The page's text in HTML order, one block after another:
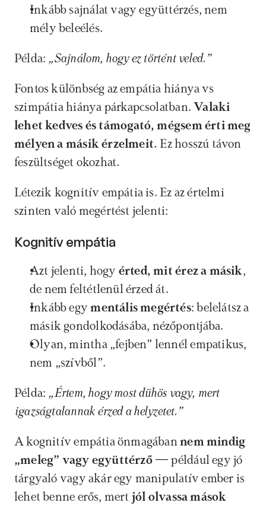
Inkább sajnálat vagy együttérzés, nem
mély beleélés.
Példa: „Sajnálom, hogy ez történt veled.”
Fontos különbség az empátia hiánya vs
szimpátia hiánya párkapcsolatban. Valaki
lehet kedves és támogató, mégsem érti meg
mélyen a másik érzelmeit. Ez hosszú távon
feszültséget okozhat.
Létezik kognitív empátia is. Ez az értelmi
szinten való megértést jelenti:
Kognitív empátia
Azt jelenti, hogy érted, mit érez a másik,
de nem feltétlenül érzed át.
Inkább egy mentális megértés: belelátsz a
másik gondolkodásába, nézőpontjába.
Olyan, mintha „fejben” lennél empatikus,
nem „szívből”.
Példa: „Értem, hogy most dühös vagy, mert
igazságtalannak érzed a helyzetet.”
A kognitív empátia önmagában nem mindig
„meleg” vagy együttérző — például egy jó
tárgyaló vagy akár egy manipulatív ember is
lehet benne erős, mert jól olvassa mások